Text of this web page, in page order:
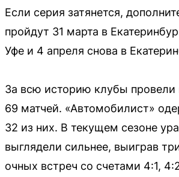
Если серия затянется,
пройдут 31 марта в
Уфе и 4 апреля снова в
За всю историю клубы
69 матчей. «Автомобилист»
32 из них. В текущем сезоне
выглядели сильнее, выиграв
очных встреч со счетами 4:1,